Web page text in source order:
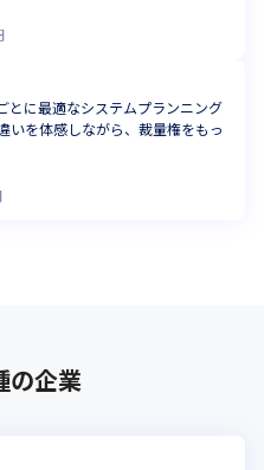
とに最適なシステムプランニング
いを体感しながら、裁量権をもっ
の企業